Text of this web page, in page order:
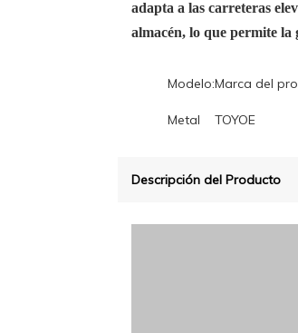
adapta a las carreteras
almacén, lo que permite la
Modelo:
Metal
Marca del
TOYOE
Descripción del Producto